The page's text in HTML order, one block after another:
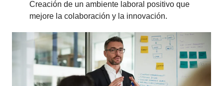
Creación de un ambiente laboral positivo que
mejore la colaboración y la innovación.